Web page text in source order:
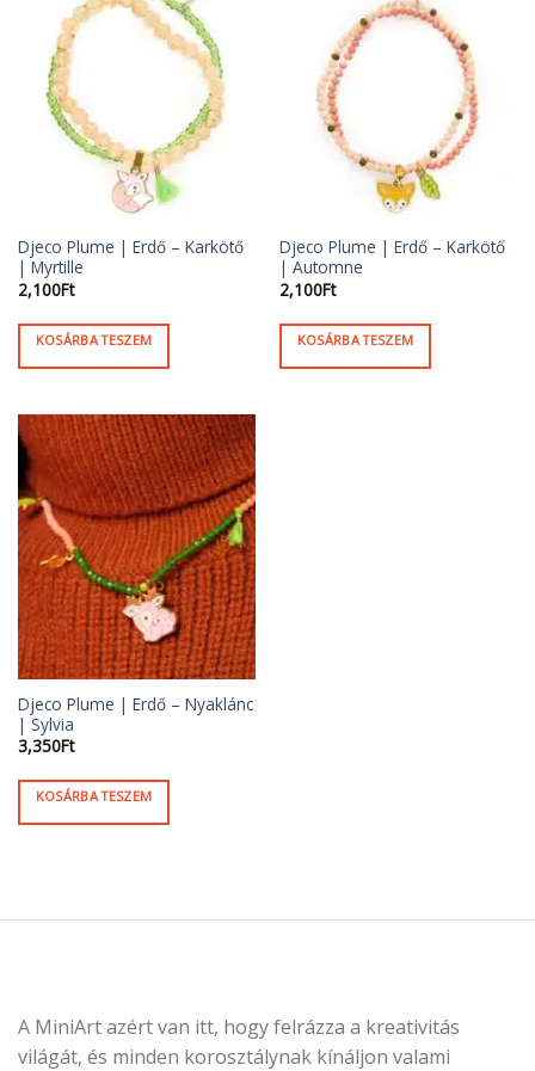
Djeco Plume | Erdő – Karkötő
| Myrtille
2,100Ft
KOSÁRBA TESZEM
Djeco Plume | Erdő – Karkötő
| Automne
2,100Ft
KOSÁRBA TESZEM
Djeco Plume | Erdő – Nyaklánc
| Sylvia
3,350Ft
KOSÁRBA TESZEM
A MiniArt azért van itt, hogy felrázza a kreativitás
világát, és minden korosztálynak kínáljon valami